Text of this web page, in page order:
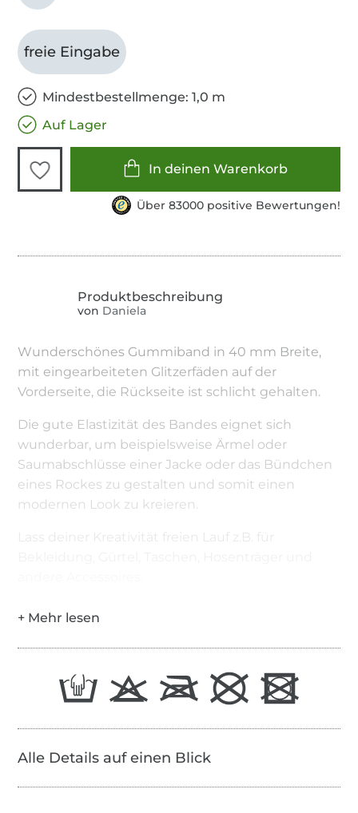
freie Eingabe
Mindestbestellmenge: 1,0 m
Auf Lager
In deinen Warenkorb
Über 83000 positive Bewertungen!
von Daniela
Wunderschönes Gummiband in 40 mm Breite,
mit eingearbeiteten Glitzerfäden auf der
Vorderseite, die Rückseite ist schlicht gehalten.
Die gute Elastizität des Bandes eignet sich
wunderbar, um beispielsweise Ärmel oder
Saumabschlüsse einer Jacke oder das Bündchen
eines Rockes zu gestalten und somit einen
modernen Look zu kreieren.
Lass deiner Kreativität freien Lauf z.B. für
Alle Details auf einen Blick